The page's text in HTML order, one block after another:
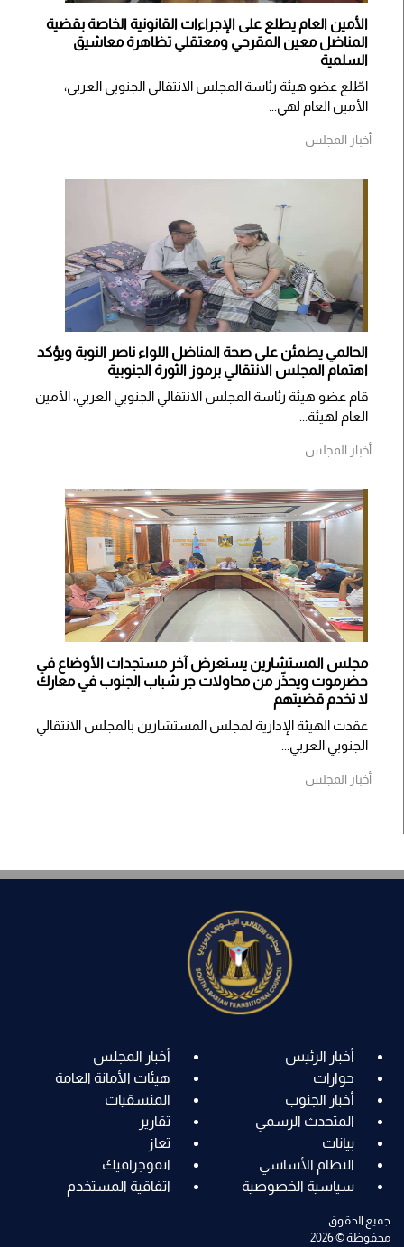
الأمين العام يطلع على الإجراءات القانونية الخاصة بقضية
المناضل معين المقرحي ومعتقلي تظاهرة معاشيق
السلمية
اطّلع عضو هيئة رئاسة المجلس الانتقالي الجنوبي العربي،
الأمين العام لهي...
أخبار المجلس
الحالمي يطمئن على صحة المناضل اللواء ناصر النوبة ويؤكد
اهتمام المجلس الانتقالي برموز الثورة الجنوبية
قام عضو هيئة رئاسة المجلس الانتقالي الجنوبي العربي، الأمين
العام لهيئة...
أخبار المجلس
مجلس المستشارين يستعرض آخر مستجدات الأوضاع في
حضرموت ويحذّر من محاولات جر شباب الجنوب في معارك
لا تخدم قضيتهم
عقدت الهيئة الإدارية لمجلس المستشارين بالمجلس الانتقالي
الجنوبي العربي...
أخبار المجلس
أخبار الرئيس
أخبار المجلس
حوارات
هيئات الأمانة العامة
أخبار الجنوب
المنسقيات
المتحدث الرسمي
تقارير
بيانات
تعاز
النظام الأساسي
انفوجرافيك
سياسية الخصوصية
اتفاقية المستخدم
جميع الحقوق
محفوظة © 2026